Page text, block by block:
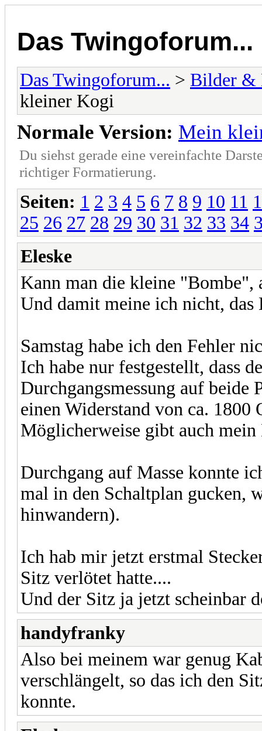
Das Twingoforum...
Das Twingoforum... > Bilder &
kleiner Kogi
Normale Version: Mein
Du siehst gerade eine vereinfachte
richtiger Formatierung.
Seiten: 1 2 3 4 5 6 7 8 9 10 11
25 26 27 28 29 30 31 32 33 34
Eleske
Kann man die kleine "Bombe",
Und damit meine ich nicht,
Samstag habe ich den Fehler
Ich habe nur festgestellt, dass
Durchgangsmessung auf
einen Widerstand von ca. 1800
Möglicherweise gibt auch mein
Durchgang auf Masse konnte
mal in den Schaltplan gucken,
hinwandern).
Ich hab mir jetzt erstmal
Sitz verlötet hatte....
Und der Sitz ja jetzt scheinbar
handyfranky
Also bei meinem war genug
verschlängelt, so das ich den
konnte.